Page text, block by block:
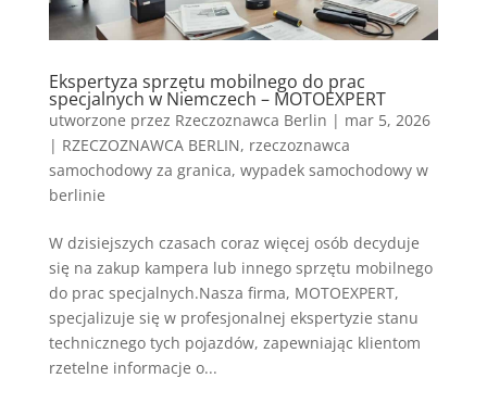
Ekspertyza sprzętu mobilnego do prac
specjalnych w Niemczech – MOTOEXPERT
utworzone przez Rzeczoznawca Berlin | mar 5, 2026
| RZECZOZNAWCA BERLIN, rzeczoznawca
samochodowy za granica, wypadek samochodowy w
berlinie
W dzisiejszych czasach coraz więcej osób decyduje
się na zakup kampera lub innego sprzętu mobilnego
do prac specjalnych.Nasza firma, MOTOEXPERT,
specjalizuje się w profesjonalnej ekspertyzie stanu
technicznego tych pojazdów, zapewniając klientom
rzetelne informacje o...